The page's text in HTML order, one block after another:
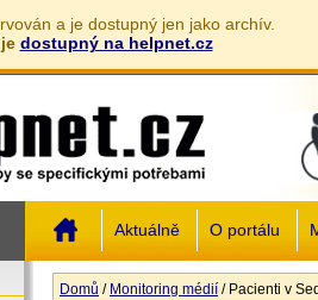
a je dostupný jen jako archív.
dostupný na helpnet.cz
Aktuálně O portálu
Domů / Monitoring médií / Pacienti v